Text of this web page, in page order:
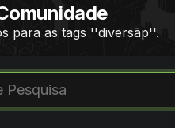
para as tags ''diversãp''.